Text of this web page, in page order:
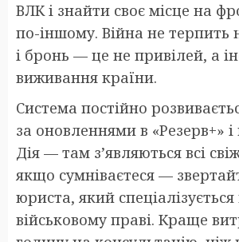
ВЛК і знайти своє місце на
по-іншому. Війна не терпить
і бронь — це не привілей, а
виживання країни.
Система постійно
за оновленнями в «Резерв+»
Дія — там з’являються всі
якщо сумніваєтеся —
юриста, який спеціалізується
військовому праві. Краще